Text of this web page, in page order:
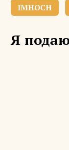
IMHOCH
Я